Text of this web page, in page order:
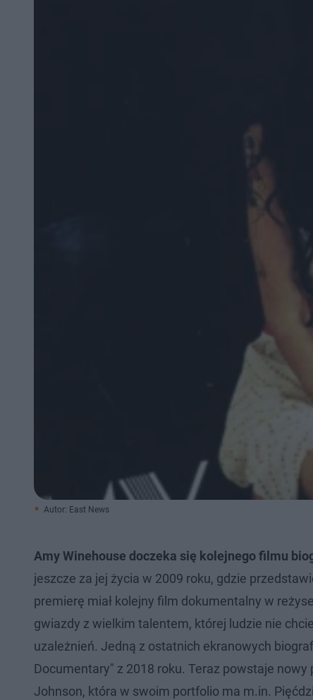
Autor: East News
Amy Winehouse doczeka się kolejnego filmu
jeszcze za jej życia w 2009 roku, gdzie
premierę miał kolejny film dokumentalny w
gwiazdy z wielkim talentem, której ludzie nie
uzależnień. Jedną z ostatnich ekranowych
Documentary" z 2018 roku. Teraz powstaje
Johnson, która w swoim portfolio ma m.in.